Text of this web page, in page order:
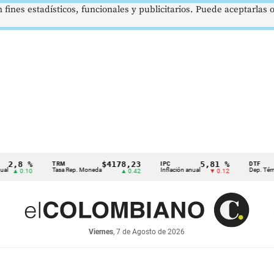
TRM
Tasa Rep. Moneda
$4178,23
▲ 0.42
IPC
Inflación anual
5,81 %
▼ 0.12
DTF
Dep. Término Fijo
Viernes, 7 de Agosto de 2026
estadísticos, funcionales y publicitarios. Puede aceptarlas